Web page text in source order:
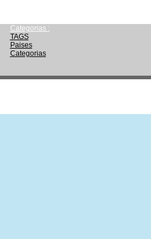
Categorias :
TAGS
Paises
Categorias